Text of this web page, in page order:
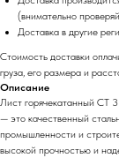
(внимательно
Доставка в другие
Стоимость доставки
груза, его размера и
Описание
Лист горячекатанный СТ
— это качественный
промышленности и
высокой прочностью и